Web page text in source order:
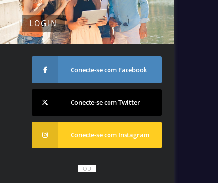
LOGIN
Conecte-se com Facebook
Conecte-se com Twitter
Conecte-se com Instagram
OU